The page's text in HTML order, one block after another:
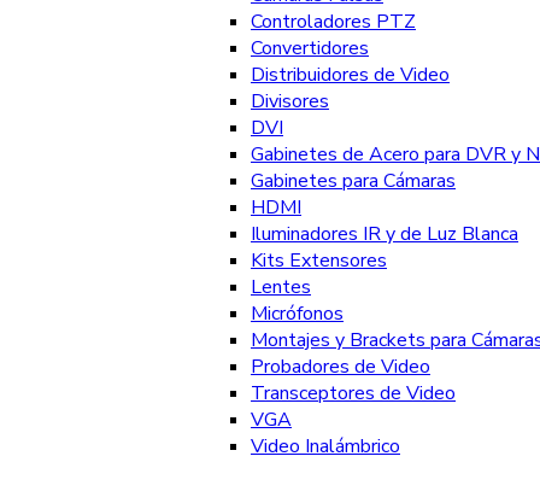
Controladores PTZ
Convertidores
Distribuidores de Video
Divisores
DVI
Gabinetes de Acero para DVR y
Gabinetes para Cámaras
HDMI
Iluminadores IR y de Luz Blanca
Kits Extensores
Lentes
Micrófonos
Montajes y Brackets para
Probadores de Video
Transceptores de Video
VGA
Video Inalámbrico